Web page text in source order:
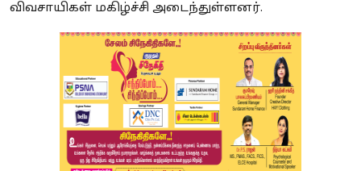
விவசாயிகள் மகிழ்ச்சி அடைந்துள்ளனர்.